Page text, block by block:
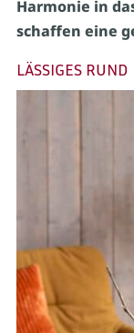
Harmonie in
schaffen eine
LÄSSIGES RUND